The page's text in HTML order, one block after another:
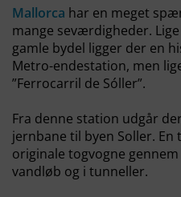
Mallorca har en meget
mange seværdigheder.
gamle bydel ligger der en
Metro-endestation, men
”Ferrocarril de Sóller”.
Fra denne station udgår
jernbane til byen Soller. En
originale togvogne
vandløb og i tunneller.